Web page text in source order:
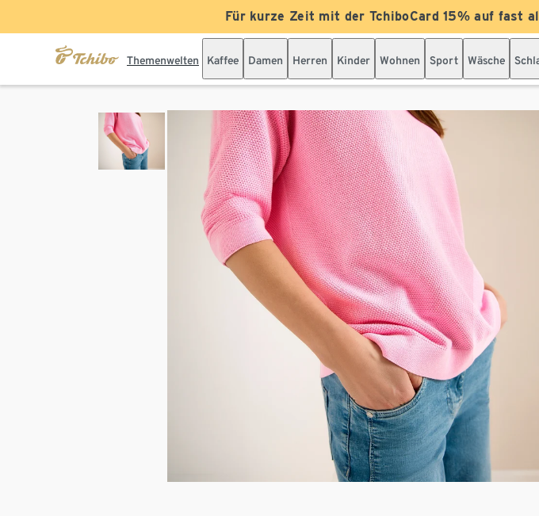
Für kurze Zeit mit der TchiboCard 15% auf fast
Themenwelten Kaffee Damen Herren Kinder Wohnen Sport Wäsche